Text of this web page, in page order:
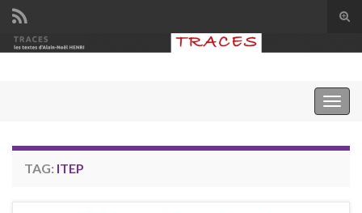
Search for:
TAG: ITEP